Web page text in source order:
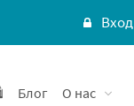
Вход
Блог О нас